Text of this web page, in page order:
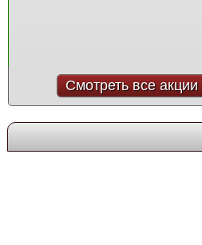
Смотреть все акции